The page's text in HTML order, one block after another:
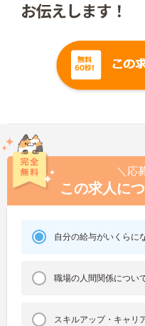
＼応
この求人に
自分の給与がいくらに
職場の人間関係につい
スキルアップ・キャリ